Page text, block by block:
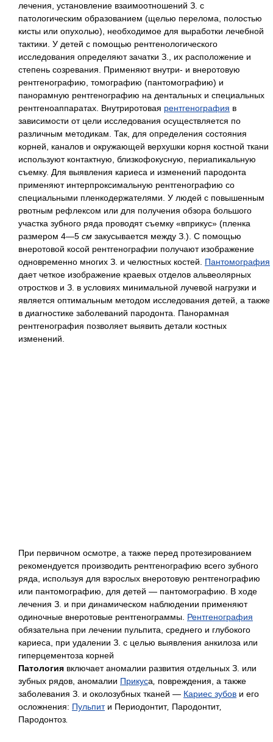
лечения, установление взаимоотношений З. с
патологическим образованием (щелью перелома, полостью
кисты или опухолью), необходимое для выработки лечебной
тактики. У детей с помощью рентгенологического
исследования определяют зачатки З., их расположение и
степень созревания. Применяют внутри- и внеротовую
рентгенографию, томографию (пантомографию) и
панорамную рентгенографию на дентальных и специальных
рентгеноаппаратах. Внутриротовая рентгенография в
зависимости от цели исследования осуществляется по
различным методикам. Так, для определения состояния
корней, каналов и окружающей верхушки корня костной ткани
используют контактную, близкофокусную, периапикальную
съемку. Для выявления кариеса и изменений пародонта
применяют интерпроксимальную рентгенографию со
специальными пленкодержателями. У людей с повышенным
рвотным рефлексом или для получения обзора большого
участка зубного ряда проводят съемку «вприкус» (пленка
размером 4—5 см закусывается между З.). С помощью
внеротовой косой рентгенографии получают изображение
одновременно многих З. и челюстных костей. Пантомография
дает четкое изображение краевых отделов альвеолярных
отростков и З. в условиях минимальной лучевой нагрузки и
является оптимальным методом исследования детей, а также
в диагностике заболеваний пародонта. Панорамная
рентгенография позволяет выявить детали костных
изменений.
При первичном осмотре, а также перед протезированием
рекомендуется производить рентгенографию всего зубного
ряда, используя для взрослых внеротовую рентгенографию
или пантомографию, для детей — пантомографию. В ходе
лечения З. и при динамическом наблюдении применяют
одиночные внеротовые рентгенограммы. Рентгенография
обязательна при лечении пульпита, среднего и глубокого
кариеса, при удалении З. с целью выявления анкилоза или
гиперцементоза корней
Патология включает аномалии развития отдельных З. или
зубных рядов, аномалии Прикуса, повреждения, а также
заболевания З. и околозубных тканей — Кариес зубов и его
осложнения: Пульпити Периодонтит, Пародонтит,
Пародонтоз.